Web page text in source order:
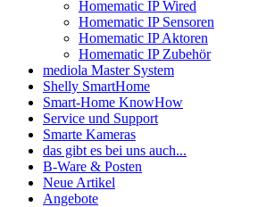
Homematic IP Wired
Homematic IP Sensoren
Homematic IP Aktoren
Homematic IP Zubehör
mediola Master System
Shelly SmartHome
Smart-Home KnowHow
Service und Support
Smarte Kameras
das gibt es bei uns auch...
B-Ware & Posten
Neue Artikel
Angebote